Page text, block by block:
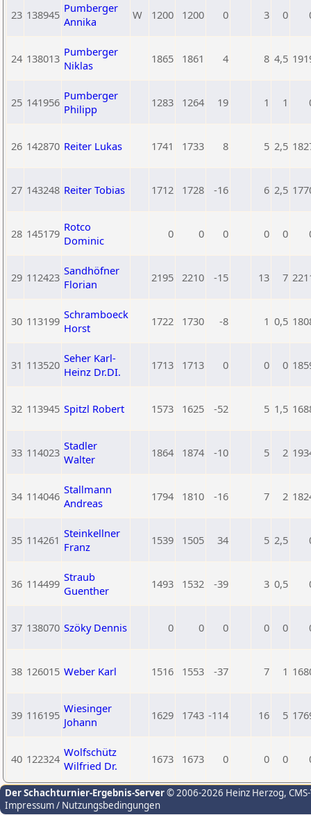
23 138945 Pumberger
Annika
W 1200 1200 0 3 0
24 138013 Pumberger
Niklas
1865 1861 4 8 4,5
25 141956 Pumberger
Philipp
1283 1264 19 1 1
26 142870 Reiter Lukas 1741 1733 8 5 2,5
27 143248 Reiter Tobias 1712 1728 -16 6 2,5
28 145179 Rotco
Dominic
0 0 0 0 0
29 112423 Sandhöfner
Florian
2195 2210 -15 13 7
30 113199 Schramboeck
Horst
1722 1730 -8 1 0,5
31 113520 Seher Karl-
Heinz Dr.DI.
1713 1713 0 0 0
32 113945 Spitzl Robert 1573 1625 -52 5 1,5
33 114023 Stadler
Walter
1864 1874 -10 5 2
34 114046 Stallmann
Andreas
1794 1810 -16 7 2
35 114261 Steinkellner
Franz
1539 1505 34 5 2,5
36 114499 Straub
Guenther
1493 1532 -39 3 0,5
37 138070 Szöky Dennis 0 0 0 0 0
38 126015 Weber Karl 1516 1553 -37 7 1
39 116195 Wiesinger
Johann
1629 1743 -114 16 5
40 122324 Wolfschütz
Wilfried Dr.
1673 1673 0 0 0
Der Schachturnier-Ergebnis-Server© 2006-2026 Heinz Herzog,
Impressum / Nutzungsbedingungen